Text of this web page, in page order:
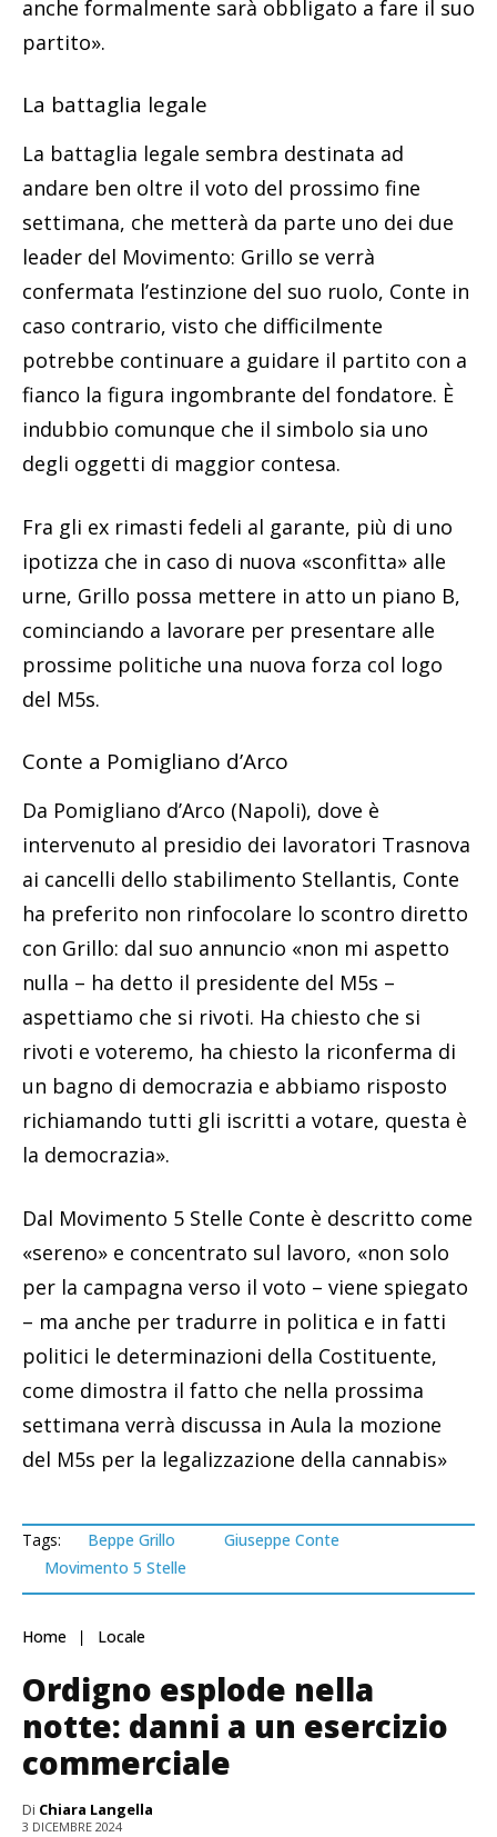
anche formalmente sarà obbligato a fare il suo
partito».
La battaglia legale
La battaglia legale sembra destinata ad
andare ben oltre il voto del prossimo fine
settimana, che metterà da parte uno dei due
leader del Movimento: Grillo se verrà
confermata l’estinzione del suo ruolo, Conte in
caso contrario, visto che difficilmente
potrebbe continuare a guidare il partito con a
fianco la figura ingombrante del fondatore. È
indubbio comunque che il simbolo sia uno
degli oggetti di maggior contesa.
Fra gli ex rimasti fedeli al garante, più di uno
ipotizza che in caso di nuova «sconfitta» alle
urne, Grillo possa mettere in atto un piano B,
cominciando a lavorare per presentare alle
prossime politiche una nuova forza col logo
del M5s.
Conte a Pomigliano d’Arco
Da Pomigliano d’Arco (Napoli), dove è
intervenuto al presidio dei lavoratori Trasnova
ai cancelli dello stabilimento Stellantis, Conte
ha preferito non rinfocolare lo scontro diretto
con Grillo: dal suo annuncio «non mi aspetto
nulla – ha detto il presidente del M5s –
aspettiamo che si rivoti. Ha chiesto che si
rivoti e voteremo, ha chiesto la riconferma di
un bagno di democrazia e abbiamo risposto
richiamando tutti gli iscritti a votare, questa è
la democrazia».
Dal Movimento 5 Stelle Conte è descritto come
«sereno» e concentrato sul lavoro, «non solo
per la campagna verso il voto – viene spiegato
– ma anche per tradurre in politica e in fatti
politici le determinazioni della Costituente,
come dimostra il fatto che nella prossima
settimana verrà discussa in Aula la mozione
del M5s per la legalizzazione della cannabis»
Tags: Beppe Grillo
Giuseppe Conte
Movimento 5 Stelle
Home Locale
Ordigno esplode nella
notte: danni a un esercizio
commerciale
Di Chiara Langella
3 DICEMBRE 2024